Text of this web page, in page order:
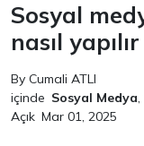
Sosyal
nasıl yapılır
By Cumali ATLI
içinde Sosyal Medya,
Açık Mar 01, 2025